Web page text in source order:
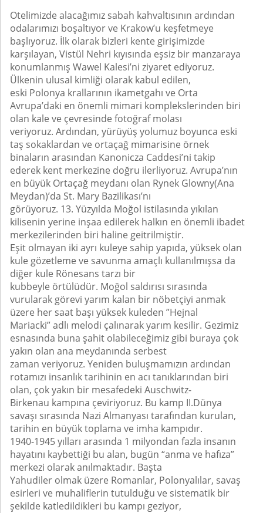
Otelimizde alacağımız sabah kahvaltısının ardından
odalarımızı boşaltıyor ve Krakow’u keşfetmeye
başlıyoruz. İlk olarak bizleri kente girişimizde
karşılayan, Vistül Nehri kıyısında eşsiz bir manzaraya
konumlanmış Wawel Kalesi’ni ziyaret ediyoruz.
Ülkenin ulusal kimliği olarak kabul edilen,
eski Polonya krallarının ikametgahı ve Orta
Avrupa’daki en önemli mimari komplekslerinden biri
olan kale ve çevresinde fotoğraf molası
veriyoruz. Ardından, yürüyüş yolumuz boyunca eski
taş sokaklardan ve ortaçağ mimarisine örnek
binaların arasından Kanonicza Caddesi’ni takip
ederek kent merkezine doğru ilerliyoruz. Avrupa’nın
en büyük Ortaçağ meydanı olan Rynek Glowny(Ana
Meydan)’da St. Mary Bazilikası’nı
görüyoruz. 13. Yüzyılda Moğol istilasında yıkılan
kilisenin yerine inşaa edilerek halkın en önemli ibadet
merkezilerinden biri haline geitrilmiştir.
Eşit olmayan iki ayrı kuleye sahip yapıda, yüksek olan
kule gözetleme ve savunma amaçlı kullanılmışsa da
diğer kule Rönesans tarzı bir
kubbeyle örtülüdür. Moğol saldırısı sırasında
vurularak görevi yarım kalan bir nöbetçiyi anmak
üzere her saat başı yüksek kuleden ”Hejnal
Mariacki” adlı melodi çalınarak yarım kesilir. Gezimiz
esnasında buna şahit olabileceğimiz gibi buraya çok
yakın olan ana meydanında serbest
zaman veriyoruz. Yeniden buluşmamızın ardından
rotamızı insanlık tarihinin en acı tanıklarından biri
olan, çok yakın bir mesafedeki Auschwitz-
Birkenau kampına çeviriyoruz. Bu kamp II.Dünya
savaşı sırasında Nazi Almanyası tarafından kurulan,
tarihin en büyük toplama ve imha kampıdır.
1940-1945 yılları arasında 1 milyondan fazla insanın
hayatını kaybettiği bu alan, bugün “anma ve hafıza”
merkezi olarak anılmaktadır. Başta
Yahudiler olmak üzere Romanlar, Polonyalılar, savaş
esirleri ve muhaliflerin tutulduğu ve sistematik bir
şekilde katledildikleri bu kampı geziyor,